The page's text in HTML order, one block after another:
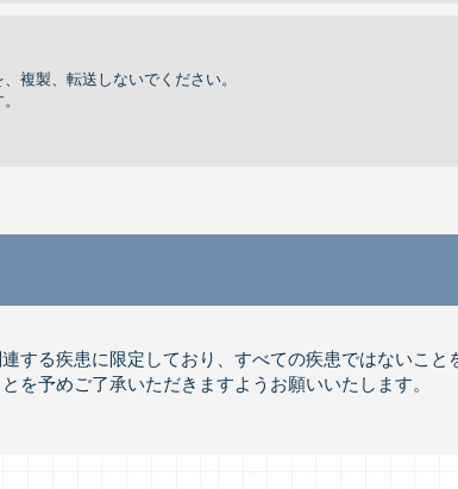
複製、転送しないでください。
する疾患に限定しており、すべての疾患ではないこと
を予めご了承いただきますようお願いいたします。